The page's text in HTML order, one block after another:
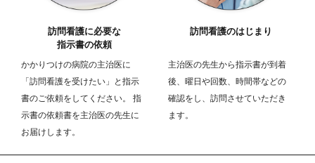
訪問看護に必要な
指示書の依頼
かかりつけの病院の主治医に
「訪問看護を受けたい」と指示
書のご依頼をしてください。 指
示書の依頼書を主治医の先生に
お届けします。
訪問看護のはじまり
主治医の先生から指示書が到着
後、曜日や回数、時間帯などの
確認をし、訪問させていただき
ます。